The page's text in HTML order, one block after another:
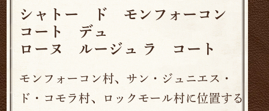
シャトー ド モンフォーコン
コート デュ
ローヌ ルージュ ラ コート
モンフォーコン村、サン・ジュニエス・
ド・コモラ村、ロックモール村に位置する